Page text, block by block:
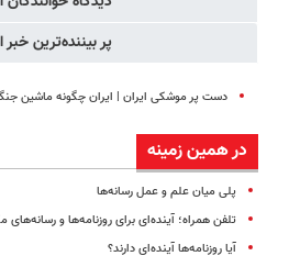
پر بیننده‌ترین خبر
دست پر موشکی ایران | ایران چگونه ماشین
در همین زمینه
پلی میان علم و عمل رسانه‌ها
تلفن همراه؛ آینده‌ای برای روزنامه‌ها و رسانه‌های
آیا روزنامه‌ها آینده‌ای دارند؟